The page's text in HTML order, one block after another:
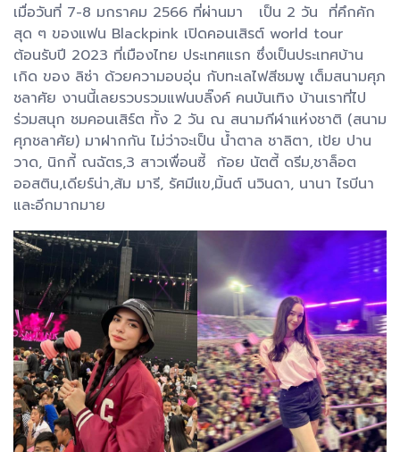
เมื่อวันที่ 7-8 มกราคม 2566 ที่ผ่านมา เป็น 2 วัน ที่คึกคัก
สุด ๆ ของแฟน Blackpink เปิดคอนเสิรต์ world tour
ต้อนรับปี 2023 ที่เมืองไทย ประเทศแรก ซึ่งเป็นประเทศบ้าน
เกิด ของ ลิซ่า ด้วยความอบอุ่น กับทะเลไฟสีชมพู เต็มสนามศุภ
ชลาศัย งานนี้เลยรวบรวมแฟนบลิ๊งค์ คนบันเทิง บ้านเราที่ไป
ร่วมสนุก ชมคอนเสิร์ต ทั้ง 2 วัน ณ สนามกีฬาแห่งชาติ (สนาม
ศุภชลาศัย) มาฝากกัน ไม่ว่าจะเป็น น้ำตาล ชาลิตา, เป้ย ปาน
วาด, นิกกี้ ณฉัตร,3 สาวเพื่อนซี้ ก้อย นัตตี้ ดรีม,ชาล็อต
ออสติน,เดียร์น่า,ส้ม มารี, รัศมีแข,มิ้นต์ นวินดา, นานา ไรบีนา
และอีกมากมาย